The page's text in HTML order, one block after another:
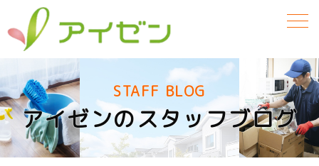
STAFF BLOG
アイゼンのスタッフブログ